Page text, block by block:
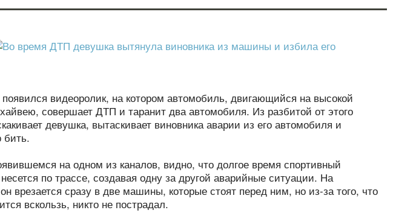
видеоролик, на котором автомобиль, двигающийся на высокой
совершает ДТП и таранит два автомобиля. Из разбитой от этого
девушка, вытаскивает виновника аварии из его автомобиля и
бить.
на одном из каналов, видно, что долгое время спортивный
по трассе, создавая одну за другой аварийные ситуации. На
он врезается сразу в две машины, которые стоят перед ним, но из-за того, что
вскользь, никто не пострадал.